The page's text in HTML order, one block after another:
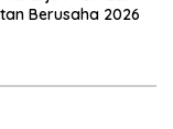
Berusaha 2026